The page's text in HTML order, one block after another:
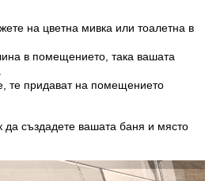
на цветна мивка или тоалетна в
в помещението, така вашата
те придават на помещението
създадете вашата баня и място